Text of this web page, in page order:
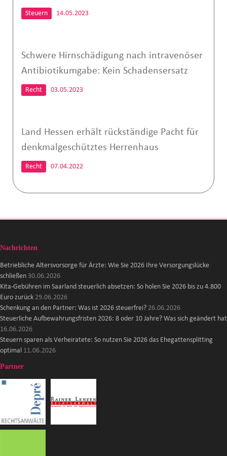
Steuern 14.05.2023
Schwere Hirnschädigung nach intravenöser
Antibiotikumgabe: Kein Schadensersatz
Recht 03.05.2023
Land Hessen erhält rückständige Pacht für
denkmalgeschütztes Herrenhaus
Recht 07.04.2022
Nachrichten
Betriebliche Altersvorsorge für Ärzte: Wie Sie 2026 Ihre Versorgungslücke
schließen 30.06.2026
Kita-Gebühren im Saarland steuerlich absetzen: So holen Sie 2026 bis zu 4.800
Euro zurück 29.06.2026
Schenkung an den Partner: Was ist 2026 steuerfrei? 26.06.2026
Steuerliche Aufbewahrungsfristen 2026: 8 oder 10 Jahre? Was sich geändert hat
16.06.2026
Steuern sparen als Verheiratete: So nutzen Sie 2026 das Ehegattensplitting
optimal 11.06.2026
Partner